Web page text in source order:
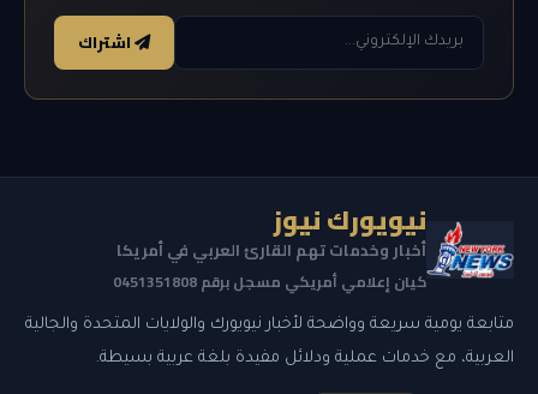
اشتراك
نيويورك نيوز
أخبار وخدمات تهم القارئ العربي في أمريكا
كيان إعلامي أمريكي مسجل برقم 0451351808
متابعة يومية سريعة وواضحة لأخبار نيويورك والولايات المتحدة والجالية
العربية، مع خدمات عملية ودلائل مفيدة بلغة عربية بسيطة.